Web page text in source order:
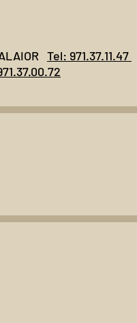
Tel: 971.37.11.47